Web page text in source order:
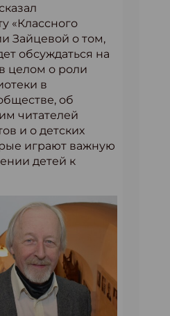
«Классного
Зайцевой о том,
обсуждаться на
целом о роли
в
об
читателей
и о детских
играют важную
детей к